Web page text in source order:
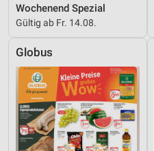
Wochenend Spezial
Gültig ab Fr. 14.08.
Globus